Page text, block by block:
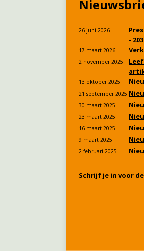
26 juni 2026
-
17 maart 2026
2 november 2025
13 oktober 2025
21 september 2025
30 maart 2025
23 maart 2025
16 maart 2025
9 maart 2025
2 februari 2025
Schrijf je in voor